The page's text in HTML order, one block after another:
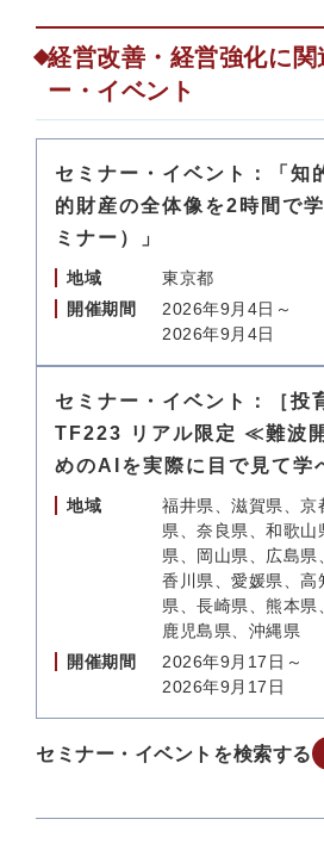
経営改善・経営強化に関
ー・イベント
セミナー・イベント：「知
的財産の全体像を2時間で
ミナー）」
地域
東京都
開催期間
2026年9月4日～
2026年9月4日
セミナー・イベント：［投
TF223 リアル限定 ≪難波
めのAIを実際に目で見て学
地域
福井県、滋賀県、
県、奈良県、和歌山
県、岡山県、広島県
香川県、愛媛県、高
県、長崎県、熊本県
鹿児島県、沖縄県
開催期間
2026年9月17日～
2026年9月17日
セミナー・イベントを検索する